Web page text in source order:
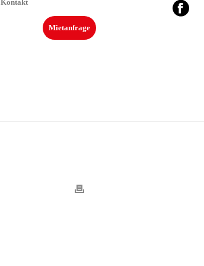
Kontakt
Mietanfrage